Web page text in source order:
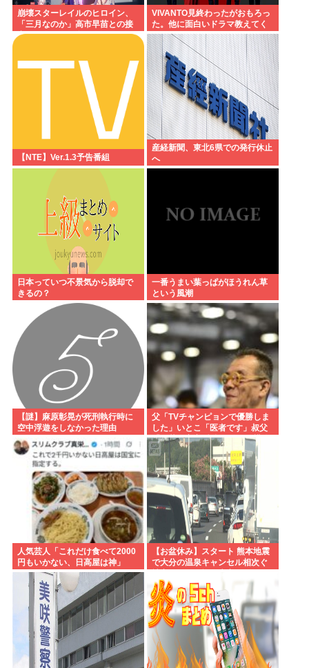
崩壊スターレイルのヒロイン、
「三月なのか」高市早苗との接
点があまりにも多すぎる。もし
VIVANTO見終わったがおもろっ
た。他に面白いドラマ教えてく
れ
【NTE】Ver.1.3予告番組
産経新聞、東北6県での発行休止
へ
日本っていつ不景気から脱却で
きるの？
一番うまい葉っぱがほうれん草
という風潮
【謎】麻原彰晃が死刑執行時に
空中浮遊をしなかった理由
父「TVチャンピョンで優勝しま
した」いとこ「医者です」叔父
「三菱の宇宙/防衛開発の結構偉
い人です」
人気芸人「これだけ食べて2000
円もいかない、日高屋は神」
【お盆休み】スタート 熊本地震
で大分の温泉キャンセル相次ぐ